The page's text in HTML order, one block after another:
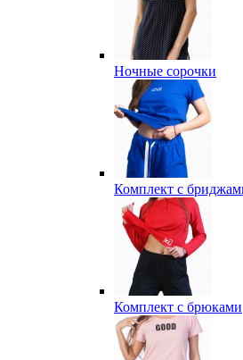
Ночные сорочки
Комплект с
Комплект с брюками